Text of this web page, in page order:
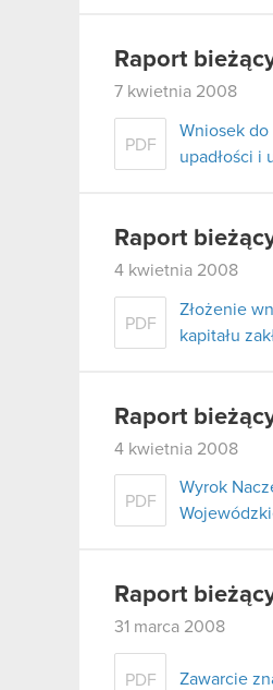
Raport
7 kwietnia 2008
PDF
Wniosek do
upadłości i
Raport
4 kwietnia 2008
PDF
Złożenie
kapitału
Raport
4 kwietnia 2008
PDF
Wyrok
Raport
31 marca 2008
PDF Zawarcie